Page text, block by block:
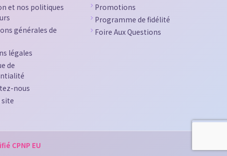
et nos politiques
générales de
légales
de
nous
site
Promotions
Programme de fidélité
Foire Aux Questions
CPNP EU